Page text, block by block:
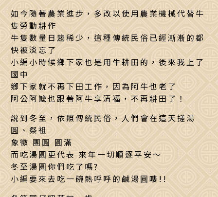
如今隨著農業進步，多改以使用農業機械代替牛
隻勞動耕作
牛隻數量日趨稀少，這種傳統民俗已經漸漸的都
快被淡忘了
小編小時候鄉下家也是用牛耕田的，後來我上了
國中
鄉下家就不再下田工作，因為阿牛也老了
阿公阿嬤也跟著阿牛享清福，不再耕田了！
說到冬至，依照傳統民俗，人們會在這天搓湯
圓、祭祖
象徵 團圓 圓滿
而吃湯圓更代表 來年一切順逐平安～
冬至湯圓你們吃了嗎?
小編要來去吃一碗熱呼呼的鹹湯圓嘍!!